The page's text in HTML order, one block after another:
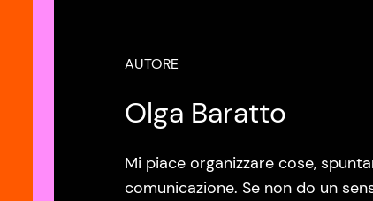
AUTORE
Olga Baratto
Mi piace organizzare cose,
comunicazione. Se non do un